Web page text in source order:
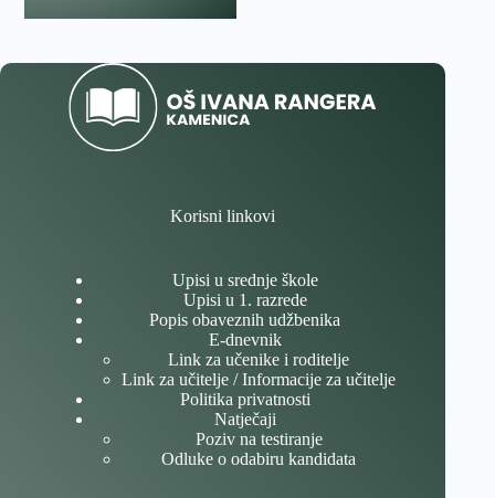
Korisni linkovi
Upisi u srednje škole
Upisi u 1. razrede
Popis obaveznih udžbenika
E-dnevnik
Link za učenike i roditelje
Link za učitelje / Informacije za učitelje
Politika privatnosti
Natječaji
Poziv na testiranje
Odluke o odabiru kandidata